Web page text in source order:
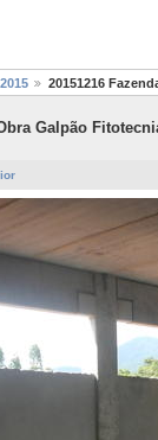
2015 20151216
Galpão